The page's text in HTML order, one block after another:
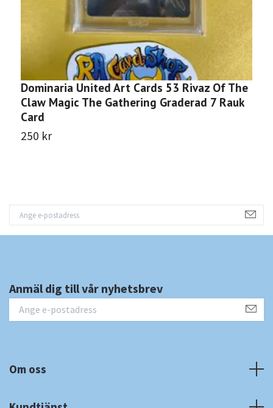
Dominaria United Art Cards 53 Rivaz Of The
Claw Magic The Gathering Graderad 7 Rauk
Card
250 kr
Anmäl dig till vår nyhetsbrev
Om oss